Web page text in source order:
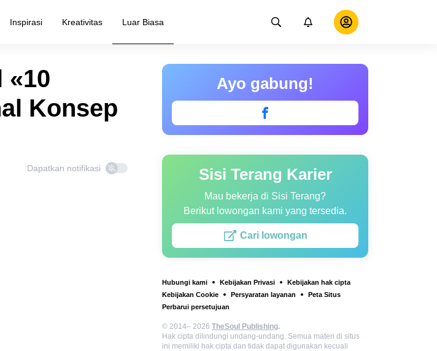
Inspirasi Kreativitas Luar Biasa
Ayo gabung!
Sisi Terang Karier
Mau bekerja di Sisi Terang?
Berikut lowongan kami yang tersedia.
Cari lowongan
Hubungi kami Kebijakan Privasi
Kebijakan hak cipta
Kebijakan Cookie
Persyaratan layanan
Peta Situs
Perbarui persetujuan
© 2014– 2026 TheSoul Publishing.
Hak cipta dilindungi undang-undang. Semua materi di situs
ini memiliki hak cipta dan tidak dapat digunakan kecuali
«10
Konsep
Dapatkan notifikasi